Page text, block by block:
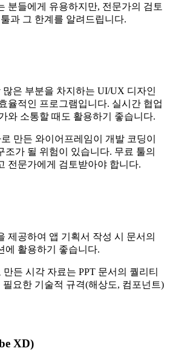
분들에게 유용하지만, 전문가의 검토
과 그 한계를 알려드립니다.
은 부분을 차지하는 UI/UX 디자인
율적인 프로그램입니다. 실시간 협업
와 소통할 때도 활용하기 좋습니다.
만든 와이어프레임이 개발 코딩이
조가 될 위험이 있습니다. 무료 툴의
전문가에게 검토받아야 합니다.
제공하여 앱 기획서 작성 시 문서의
에 활용하기 좋습니다.
만든 시각 자료는 PPT 문서의 퀄리티
요한 기술적 규격(해상도, 컴포넌트)
XD)